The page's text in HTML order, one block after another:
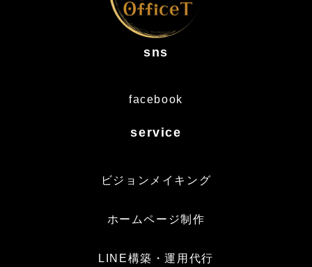
sns
facebook
service
ビジョンメイキング
ホームページ制作
LINE構築・運用代行